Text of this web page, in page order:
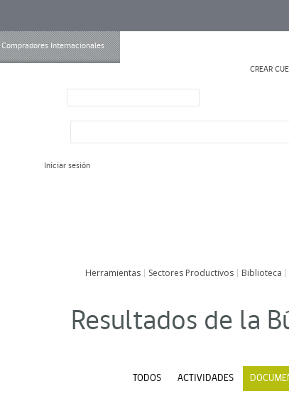
Compradores Internacionales
CREAR
Iniciar sesión
Herramientas Sectores Productivos Biblioteca
Resultados de la
TODOS ACTIVIDADES